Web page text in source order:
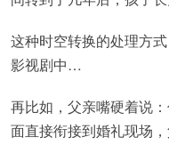
这种时空转换的处理方
影视剧中…
再比如，父亲嘴硬着说
面直接衔接到婚礼现场